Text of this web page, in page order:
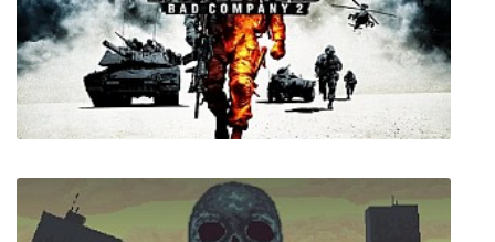
The Life and Suffering of Sir Brante